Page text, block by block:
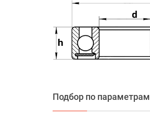
Подбор по параметрам